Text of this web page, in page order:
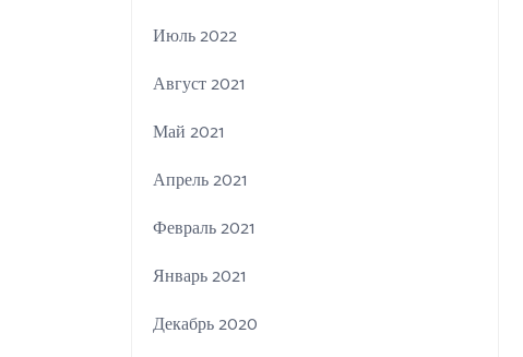
Июль 2022
Август 2021
Май 2021
Апрель 2021
Февраль 2021
Январь 2021
Декабрь 2020